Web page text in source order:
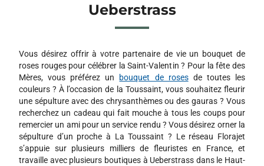
Ueberstrass
Vous désirez offrir à votre partenaire de vie un bouquet de
roses rouges pour célébrer la Saint-Valentin ? Pour la fête des
Mères, vous préférez un bouquet de rosesde toutes les
couleurs ? À l’occasion de la Toussaint, vous souhaitez fleurir
une sépulture avec des chrysanthèmes ou des gauras ? Vous
recherchez un cadeau qui fait mouche à tous les coups pour
remercier un ami pour un service rendu ? Vous désirez orner la
sépulture d’un proche à La Toussaint ? Le réseau Florajet
s’appuie sur plusieurs milliers de fleuristes en France, et
travaille avec plusieurs boutiques à Ueberstrass dans le Haut-